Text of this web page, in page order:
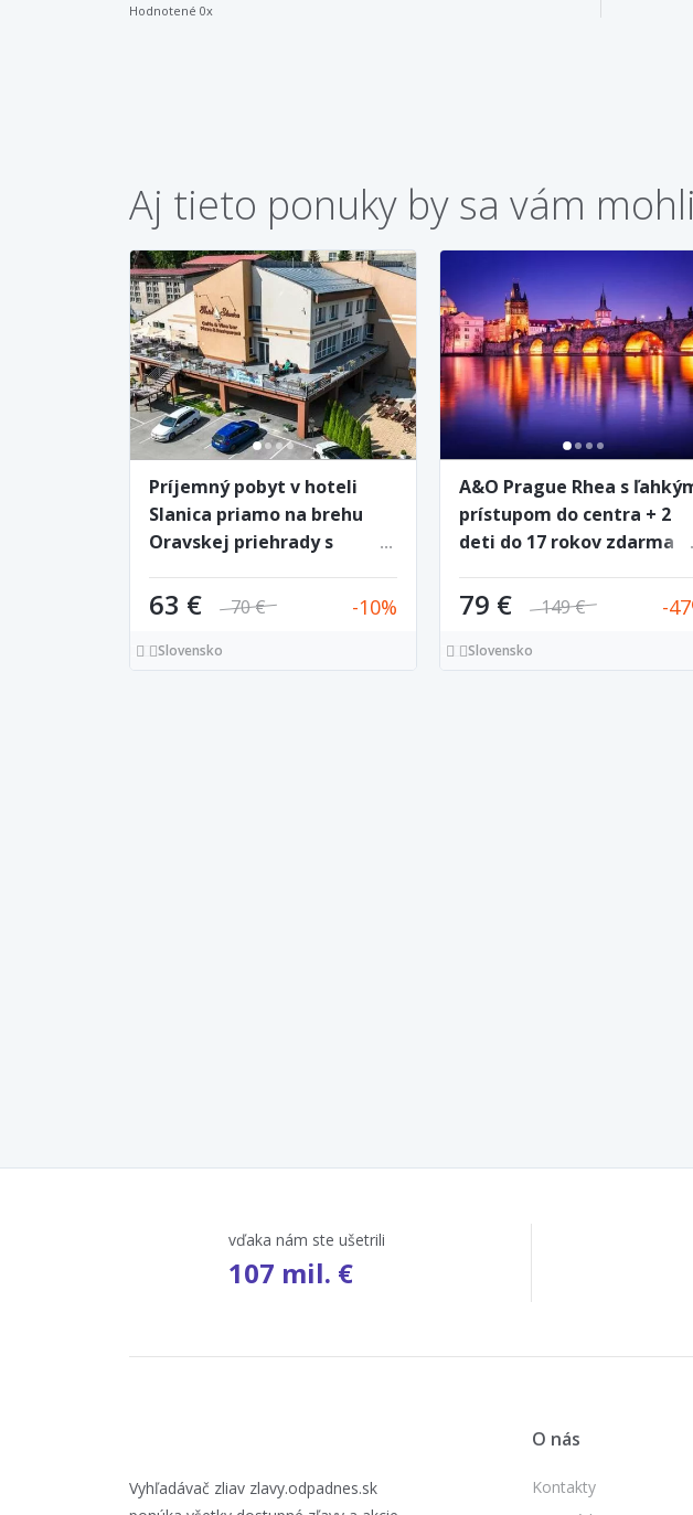
Hodnotené 0x
Aj tieto ponuky by sa vám
Príjemný pobyt v hoteli
Slanica priamo na brehu
Oravskej priehrady s
63 € 70 € 10
Slovensko
A&O Prague Rhea s
prístupom do centra + 2
deti do 17 rokov zdarma
79 € 149 € 47
Slovensko
vďaka nám ste ušetrili
107 mil. €
Vyhľadávač zliav zlavy.odpadnes.sk
O nás
Kontakty